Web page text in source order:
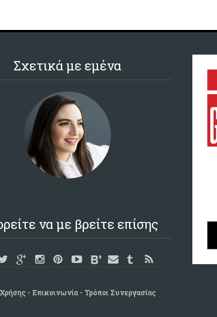
Σχετικά με εμένα
να με βρείτε επίσης
Επικοινωνία Τρόποι Συνεργασίας